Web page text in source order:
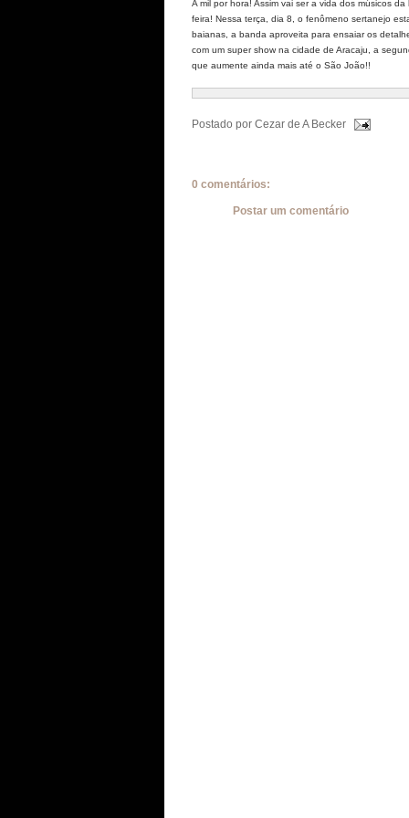
A mil por hora! Assim vai ser a vida dos músicos
feira! Nessa terça, dia 8, o fenômeno sertanejo
baianas, a banda aproveita para ensaiar os
com um super show na cidade de Aracaju, a
que aumente ainda mais até o São João!!
Postado por Cezar de A Becker
0 comentários:
Postar um comentário